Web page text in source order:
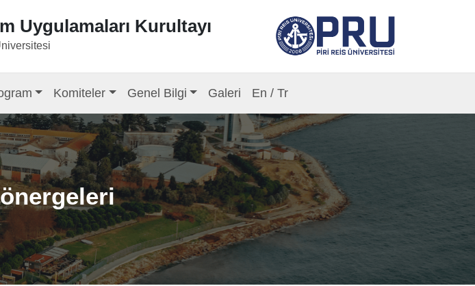
Uygulamaları Kurultayı
Komiteler Genel Bilgi Galeri En / Tr